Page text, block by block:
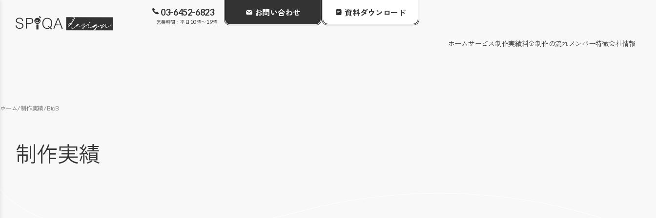
03-6452-6823
営業時間：平日 10時〜19時
お問い合わせ 資料ダウンロード
ホームサービス制作実績料金制作の流れメンバー特徴会社情報
ホーム/制作実績/BtoB
制作実績